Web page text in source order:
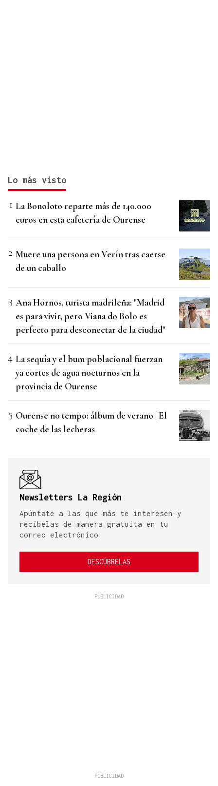
Lo más visto
La Bonoloto reparte más de 140.000
euros en esta cafetería de Ourense
Muere una persona en Verín tras caerse
de un caballo
Ana Hornos, turista madrileña: "Madrid
es para vivir, pero Viana do Bolo es
perfecto para desconectar de la ciudad"
La sequía y el bum poblacional fuerzan
ya cortes de agua nocturnos en la
provincia de Ourense
Ourense no tempo: álbum de verano | El
coche de las lecheras
Newsletters La Región
Apúntate a las que más te interesen y
recíbelas de manera gratuita en tu
correo electrónico
DESCÚBRELAS